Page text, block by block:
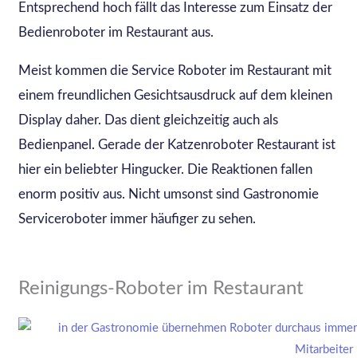
Entsprechend hoch fällt das Interesse zum Einsatz der
Bedienroboter im Restaurant aus.
Meist kommen die Service Roboter im Restaurant mit
einem freundlichen Gesichtsausdruck auf dem kleinen
Display daher. Das dient gleichzeitig auch als
Bedienpanel. Gerade der Katzenroboter Restaurant ist
hier ein beliebter Hingucker. Die Reaktionen fallen
enorm positiv aus. Nicht umsonst sind Gastronomie
Serviceroboter immer häufiger zu sehen.
Reinigungs-Roboter im Restaurant